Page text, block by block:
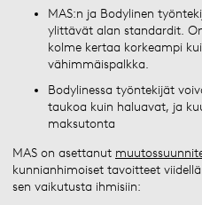
MAS:n ja Bodylinen
ylittävät alan standardit.
kolme kertaa korkeampi
vähimmäispalkka.
Bodylinessa työntekijät
taukoa kuin haluavat, ja
maksutonta
MAS on asettanut
kunnianhimoiset tavoitteet
sen vaikutusta ihmisiin: